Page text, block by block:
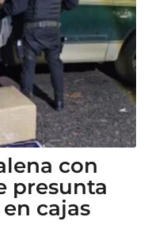
con
presunta
cajas